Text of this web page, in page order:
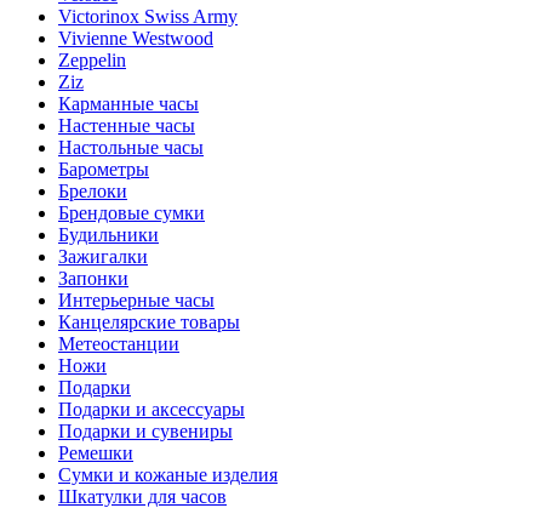
Victorinox Swiss Army
Vivienne Westwood
Zeppelin
Ziz
Карманные часы
Настенные часы
Настольные часы
Барометры
Брелоки
Брендовые сумки
Будильники
Зажигалки
Запонки
Интерьерные часы
Канцелярские товары
Метеостанции
Ножи
Подарки
Подарки и аксессуары
Подарки и сувениры
Ремешки
Сумки и кожаные изделия
Шкатулки для часов